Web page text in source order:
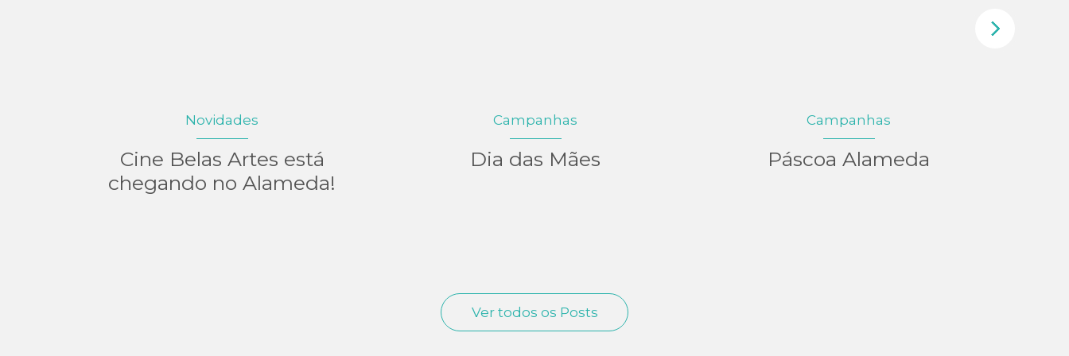
Novidades
Cine Belas Artes está
chegando no Alameda!
Campanhas
Dia das Mães
Campanhas
Páscoa Alameda
Ver todos os Posts